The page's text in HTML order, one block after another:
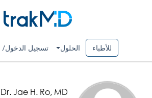
للأطباء الحلول تسجيل
Dr. Jae H. Ro, MD